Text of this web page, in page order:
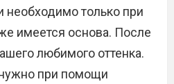
необходимо только при
имеется основа. После
любимого оттенка.
при помощи